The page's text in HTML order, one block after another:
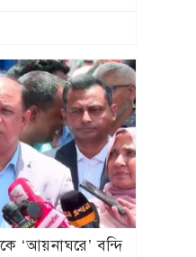
‘আয়নাঘরে’ বন্দি